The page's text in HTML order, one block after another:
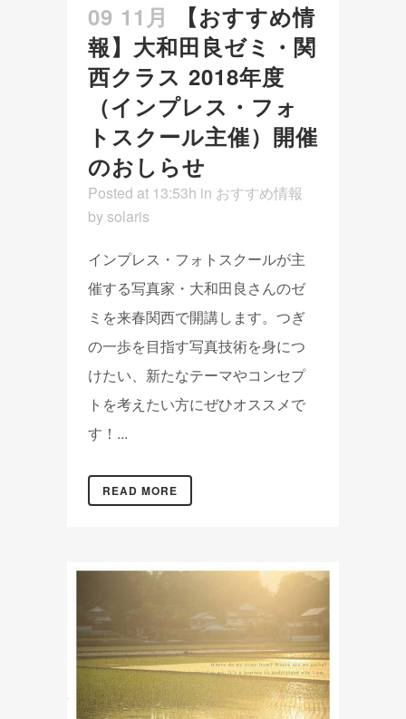
09 11月
【おすすめ情
報】大和田良ゼミ・関
西クラス 2018年度
（インプレス・フォ
トスクール主催）開催
のおしらせ
Posted at 13:53h in おすすめ情報
by solaris
インプレス・フォトスクールが主
催する写真家・大和田良さんのゼ
ミを来春関西で開講します。つぎ
の一歩を目指す写真技術を身につ
けたい、新たなテーマやコンセプ
トを考えたい方にぜひオススメで
す！...
READ MORE